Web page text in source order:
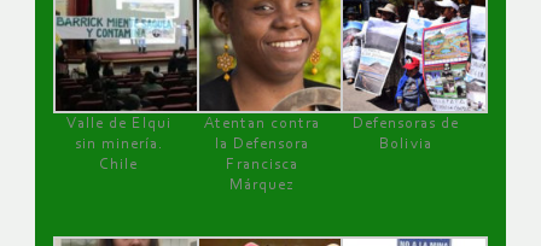
Valle de Elqui
sin minería.
Chile
Atentan contra
la Defensora
Francisca
Márquez
Defensoras de
Bolivia